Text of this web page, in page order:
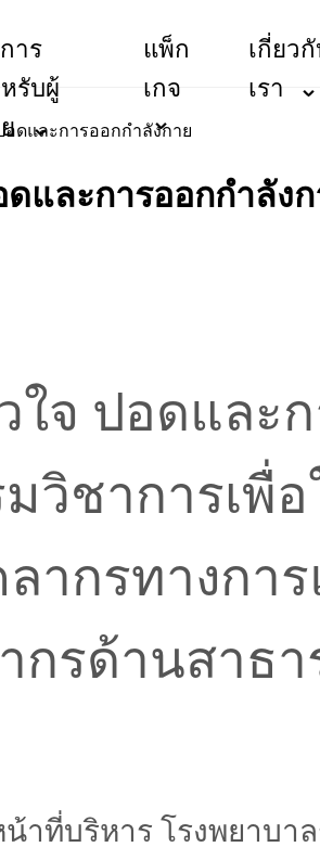
าร
รับผู้
ย
แพ็ก
เกจ
เกี่ยว
เรา
ดและการออกกำลังกาย
และการออกกำลังก
จ ปอดและก
วิชาการเพื่
ลากรทางก
กรด้านสาธ
าที่บริหาร โรงพยาบา